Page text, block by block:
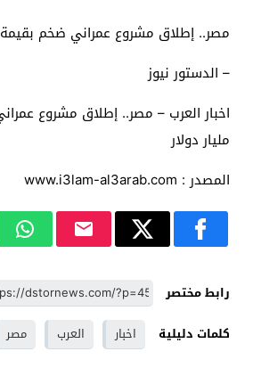
مصر.. إطلاق مشروع عمراني ضخم بقيمة 27 مليار دولار
– الدستور نيوز
مليار دولار
المصدر : www.i3lam-al3arab.com
رابط مختصر
كلمات دليلية
اخبار العرب مصر